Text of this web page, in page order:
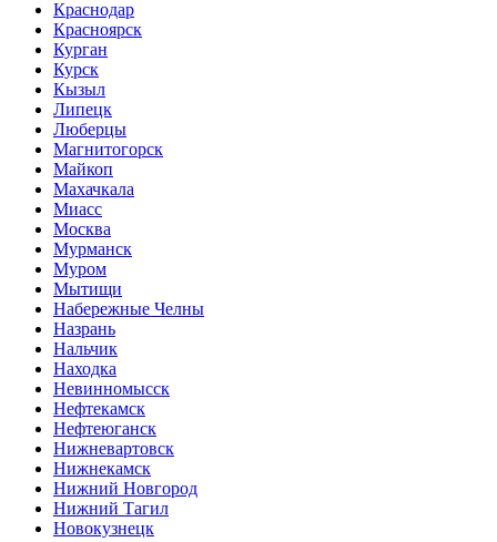
Краснодар
Красноярск
Курган
Курск
Кызыл
Липецк
Люберцы
Магнитогорск
Майкоп
Махачкала
Миасс
Москва
Мурманск
Муром
Мытищи
Набережные Челны
Назрань
Нальчик
Находка
Невинномысск
Нефтекамск
Нефтеюганск
Нижневартовск
Нижнекамск
Нижний Новгород
Нижний Тагил
Новокузнецк